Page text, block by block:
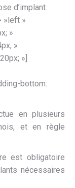
d’implant
»left »
»
»
»]
bottom:
en plusieurs
et en règle
est obligatoire
nécessaires